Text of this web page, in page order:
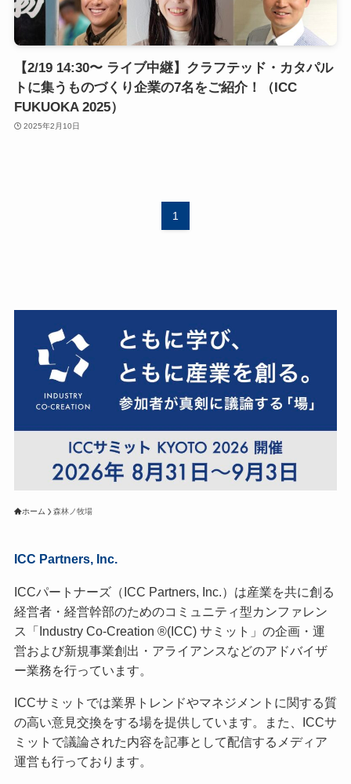
【2/19 14:30〜 ライブ中継】クラフテッド・カタパル
トに集うものづくり企業の7名をご紹介！（ICC
FUKUOKA 2025）
2025年2月10日
1
ホーム 森林ノ牧場
ICC Partners, Inc.
ICCパートナーズ（ICC Partners, Inc.）は産業を共に創る
経営者・経営幹部のためのコミュニティ型カンファレン
ス「Industry Co-Creation ®(ICC) サミット」の企画・運
営および新規事業創出・アライアンスなどのアドバイザ
ー業務を行っています。
ICCサミットでは業界トレンドやマネジメントに関する質
の高い意見交換をする場を提供しています。また、ICCサ
ミットで議論された内容を記事として配信するメディア
運営も行っております。